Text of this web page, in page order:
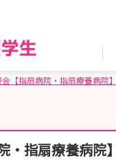
【指扇病院・指扇療養病院】
指扇療養病院】